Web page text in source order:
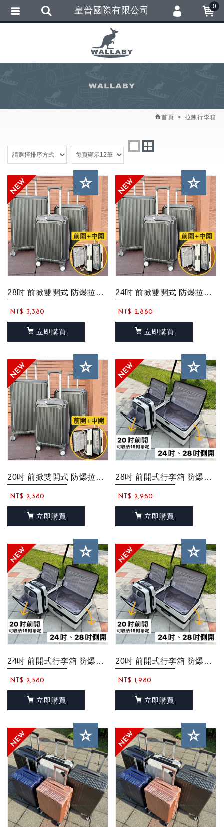
首頁 拉鍊行李箱
28吋 前掀雙開式 防爆拉鍊 滑順靜音輪 旅行箱/行李箱(可1:9開或5:5開)...
NT$ 3,380
立即購買
24吋 前掀雙開式 防爆拉鍊 滑順靜音輪 旅行箱/行李箱(可1:9開或5:5開)...
NT$ 2,880
立即購買
20吋 前掀雙開式 防爆拉鍊 滑順靜音輪 旅行箱/行李箱(可1:9開或5:5開)...
NT$ 2,380
立即購買
28吋 前開式行李箱 防爆拉鍊 行李箱 旅行箱 登機箱 大容量輕量化 上掀式行李...
NT$ 2,980
立即購買
24吋 前開式行李箱 防爆拉鍊 行李箱 旅行箱 登機箱 大容量輕量化 上掀式行李...
NT$ 2,580
立即購買
20吋 前開式行李箱 防爆拉鍊 行李箱 旅行箱 登機箱 大容量輕量化 上掀式行李...
NT$ 1,980
立即購買
皇普國際有限公司 0
會員登入
會員註冊
訂單查詢
繁體中文